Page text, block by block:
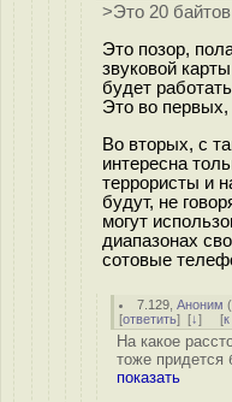
>Это 20
Это позор,
звуковой
будет
Это во первых,
Во вторых, с
интересна
террористы и
будут, не
могут
диапазонах
сотовые
7.129 ,Аноним (
[ответить] [↓] [
На какое
тоже придется
показать